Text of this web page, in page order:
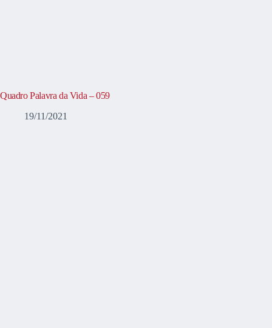
Quadro Palavra da Vida – 059
19/11/2021